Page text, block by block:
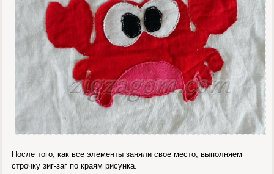
После того, как все элементы заняли свое место, выполняем
строчку зиг-заг по краям рисунка.